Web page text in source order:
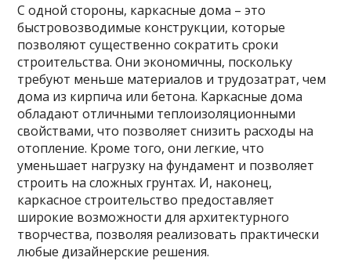
С одной стороны, каркасные дома – это
быстровозводимые конструкции, которые
позволяют существенно сократить сроки
строительства. Они экономичны, поскольку
требуют меньше материалов и трудозатрат, чем
дома из кирпича или бетона. Каркасные дома
обладают отличными теплоизоляционными
свойствами, что позволяет снизить расходы на
отопление. Кроме того, они легкие, что
уменьшает нагрузку на фундамент и позволяет
строить на сложных грунтах. И, наконец,
каркасное строительство предоставляет
широкие возможности для архитектурного
творчества, позволяя реализовать практически
любые дизайнерские решения.